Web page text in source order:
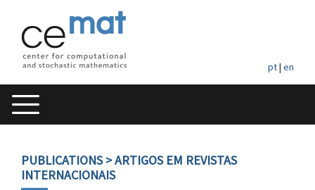
pt| en
PUBLICATIONS> ARTIGOS EM REVISTAS
INTERNACIONAIS